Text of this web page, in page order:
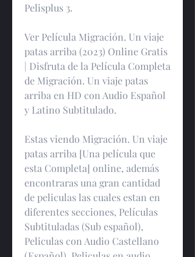
Pelisplus 3.
Ver Película Migración. Un viaje
patas arriba (2023) Online Gratis
| Disfruta de la Película Completa
de Migración. Un viaje patas
arriba en HD con Audio Español
y Latino Subtitulado.
Estas viendo Migración. Un viaje
patas arriba [Una película que
esta Completa] online, además
encontraras una gran cantidad
de peliculas las cuales estan en
diferentes secciones, Películas
Subtituladas (Sub español),
Peliculas con Audio Castellano